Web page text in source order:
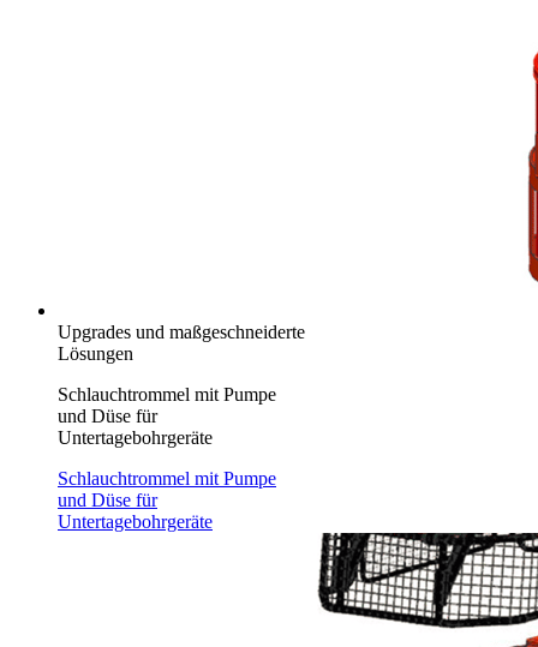
Upgrades und maßgeschneiderte
Lösungen
Schlauchtrommel mit Pumpe
und Düse für
Untertagebohrgeräte
Schlauchtrommel mit Pumpe
und Düse für
Untertagebohrgeräte